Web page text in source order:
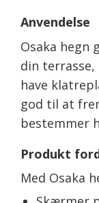
Anvendelse
Osaka hegn
din
have
god til at
bestemmer
Produkt
Med Osaka